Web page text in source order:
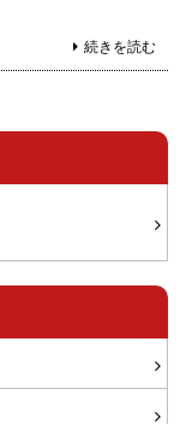
続きを読む